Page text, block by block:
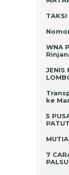
TAKSI
WNA
Rinjani
JENIS
ke
5
7